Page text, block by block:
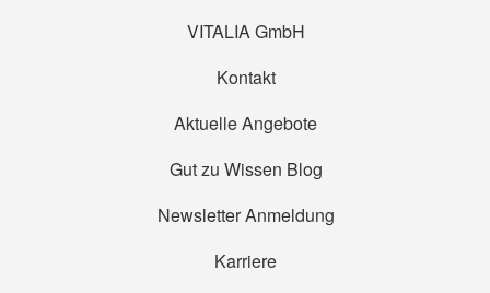
VITALIA GmbH
Kontakt
Aktuelle Angebote
Gut zu Wissen Blog
Newsletter Anmeldung
Karriere